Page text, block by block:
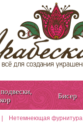
Бисер
Нетемнеющая фурнитура